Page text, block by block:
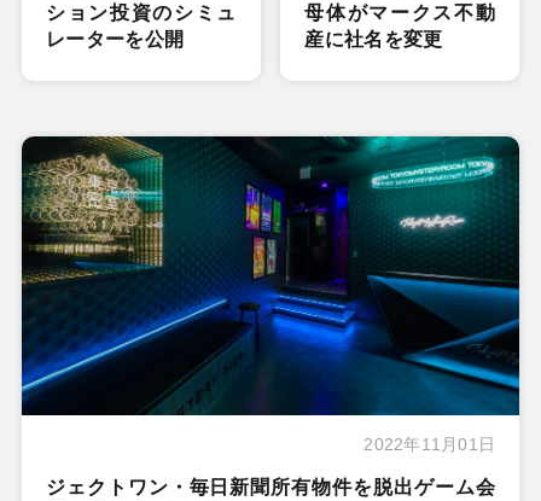
ション投資のシミュ
レーターを公開
母体がマークス不動
産に社名を変更
2022年11月01日
ジェクトワン・毎日新聞所有物件を脱出ゲーム会